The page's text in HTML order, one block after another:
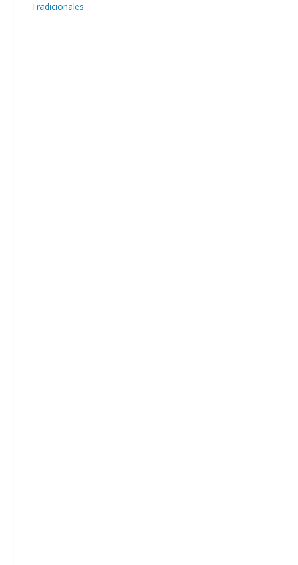
Tradicionales